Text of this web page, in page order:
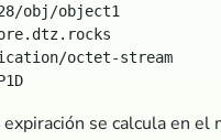
obj/object1
octet-stream
se calcula en el